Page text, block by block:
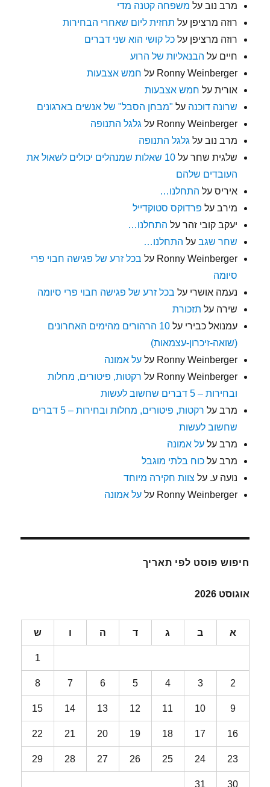
מרב נוב על משפחה קטנה מדי
רוזה מרציפן על תחזית ליום שאחרי הבחירות
רוזה מרציפן עלכל קושי הוא שני דברים
חיים על הבנאליות של הרוע
Ronny Weinberger על חמש אצבעות
אורית על חמש אצבעות
שרונה דוכנה על "מבחן הסבל" של אנשים בארגונים
Ronny Weinberger על גלגל התנופה
מרב נוב על גלגל התנופה
שלגית שחר על
10 שאלות שמנהלים יכולים לשאול את
העובדים שלהם
איריס על התחלנו…
מירב על פרדוקס סטוקדייל
יעקב קובי זהר על התחלנו…
שחר שגב על התחלנו…
Ronny Weinberger על בכל זרע של פגישה חבוי פרי
סיומה
נעמה אושרי על בכל זרע של פגישה חבוי פרי סיומה
שירה על תזכורת
עמנואל כבירי על
10 הרהורים מהימים האחרונים
(שואה-זיכרון-עצמאות)
Ronny Weinberger עלעל אמונה
Ronny Weinberger על רקטות, פיטורים, מחלות
ובחירות – 5 דברים שחשוב לעשות
מרב על
רקטות, פיטורים, מחלות ובחירות – 5 דברים
שחשוב לעשות
מרב עלעל אמונה
מרב עלכוח בלתי מוגבל
נועה ע. על צוות חקירה מיוחד
Ronny Weinberger עלעל אמונה
חיפוש פוסט לפי תאריך
אוגוסט 2026
א ב ג ד ה ו ש
1
2
3
4
5
6
7
8
9
10
11
12
13
14
15
16
17
18
19
20
21
22
23
24
25
26
27
28
29
30
31